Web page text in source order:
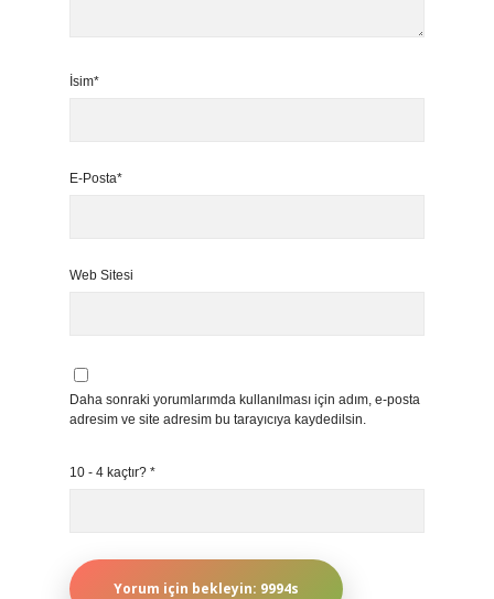
İsim*
E-Posta*
Web Sitesi
Daha sonraki yorumlarımda kullanılması için adım, e-posta
adresim ve site adresim bu tarayıcıya kaydedilsin.
10 - 4 kaçtır? *